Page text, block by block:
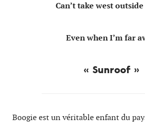
Can’t take west
Even when I’m far
« Sunroof »
Boogie est un véritable enfant du